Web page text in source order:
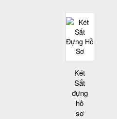
Két
Sắt
đựng
hồ
sơ